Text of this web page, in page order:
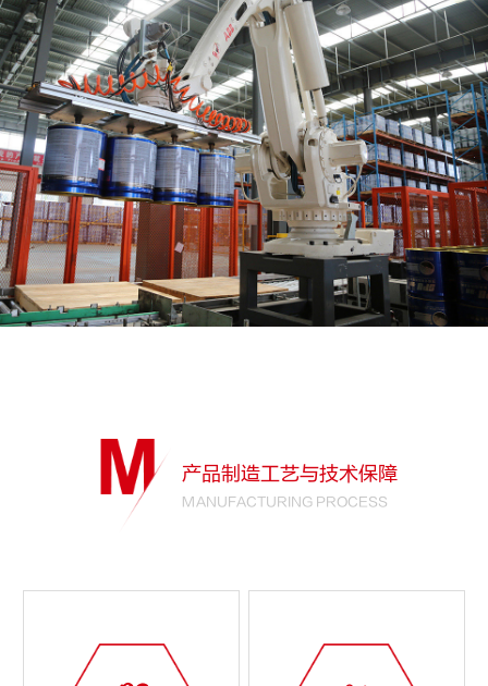
产品制造工艺与技术保障
MANUFACTURING PROCESS